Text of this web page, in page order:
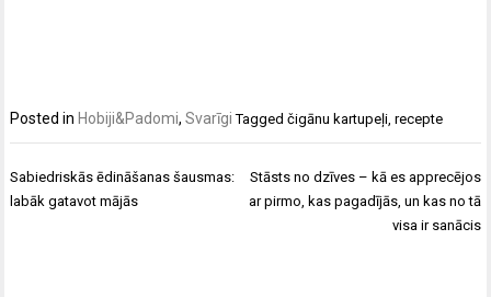
Posted in Hobiji&Padomi,Svarīgi Taggedčigānu kartupeļi,recepte
Ziņu
izvēlne
Sabiedriskās ēdināšanas šausmas:
labāk gatavot mājās
Stāsts no dzīves – kā es apprecējos
ar pirmo, kas pagadījās, un kas no tā
visa ir sanācis